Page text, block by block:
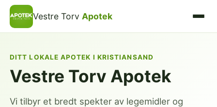
Vestre Torv Apotek
DITT LOKALE APOTEK I KRISTIANSAND
Vestre Torv Apotek
Vi tilbyr et bredt spekter av legemidler og